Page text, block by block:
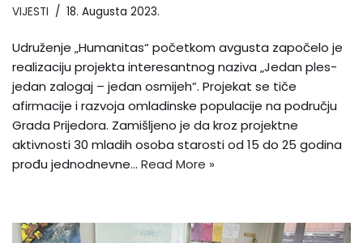
VIJESTI 18. Augusta 2023.
Udruženje „Humanitas“ početkom avgusta započelo je
realizaciju projekta interesantnog naziva „Jedan ples-
jedan zalogaj – jedan osmijeh”. Projekat se tiče
afirmacije i razvoja omladinske populacije na području
Grada Prijedora. Zamišljeno je da kroz projektne
aktivnosti 30 mladih osoba starosti od 15 do 25 godina
prođu jednodnevne… Read More »